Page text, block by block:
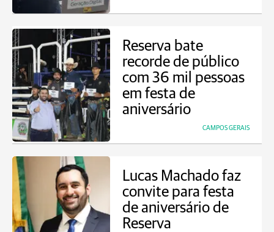
Reserva bate
recorde de público
com 36 mil pessoas
em festa de
aniversário
CAMPOS GERAIS
Lucas Machado faz
convite para festa
de aniversário de
Reserva